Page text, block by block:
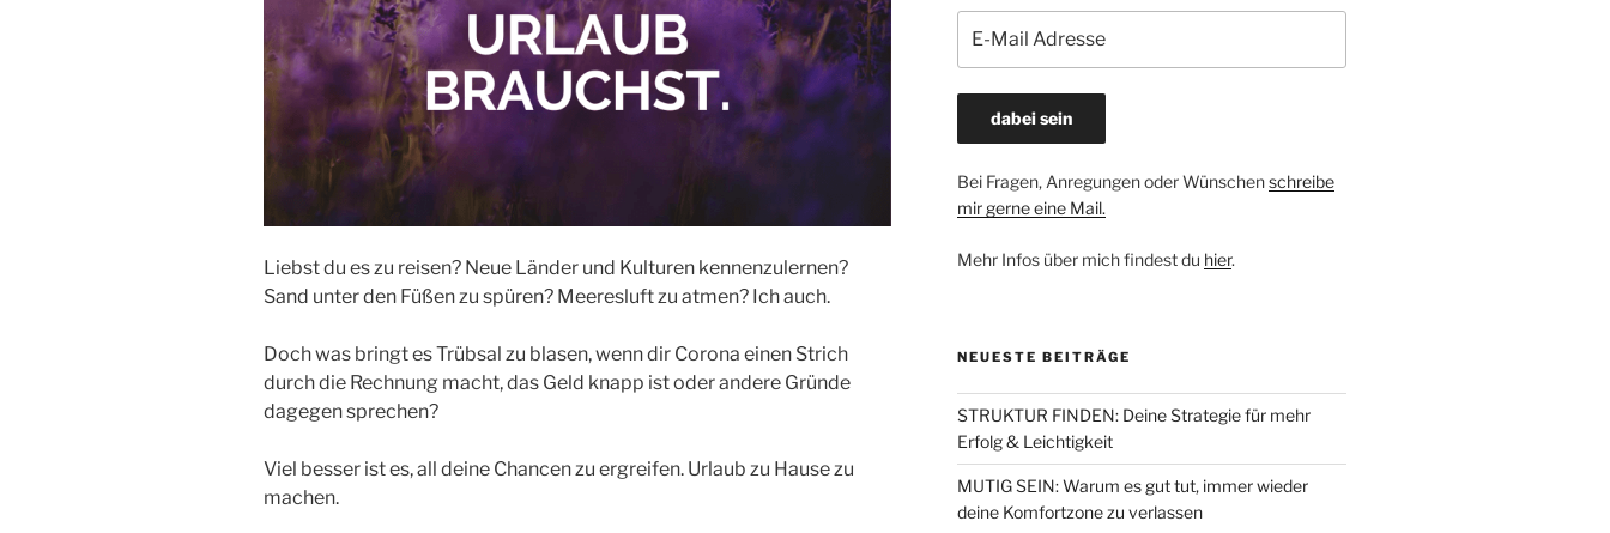
Liebst du es zu reisen? Neue Länder und Kulturen kennenzulernen?
Sand unter den Füßen zu spüren? Meeresluft zu atmen? Ich auch.
Doch was bringt es Trübsal zu blasen, wenn dir Corona einen Strich
durch die Rechnung macht, das Geld knapp ist oder andere Gründe
dagegen sprechen?
Viel besser ist es, all deine Chancen zu ergreifen. Urlaub zu Hause zu
machen.
Bei Fragen, Anregungen oder Wünschenschreibe
mir gerne eine Mail.
Mehr Infos über mich findest du hier.
NEUESTE BEITRÄGE
STRUKTUR FINDEN: Deine Strategie für mehr
Erfolg & Leichtigkeit
MUTIG SEIN: Warum es gut tut, immer wieder
deine Komfortzone zu verlassen